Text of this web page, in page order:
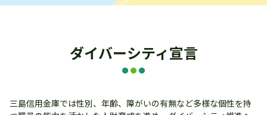
ダイバーシティ宣言
三島信用金庫では性別、年齢、障がいの有無など多様な個性を持